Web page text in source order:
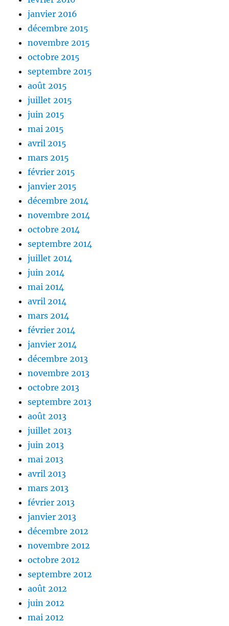
janvier 2016
décembre 2015
novembre 2015
octobre 2015
septembre 2015
août 2015
juillet 2015
juin 2015
mai 2015
avril 2015
mars 2015
février 2015
janvier 2015
décembre 2014
novembre 2014
octobre 2014
septembre 2014
juillet 2014
juin 2014
mai 2014
avril 2014
mars 2014
février 2014
janvier 2014
décembre 2013
novembre 2013
octobre 2013
septembre 2013
août 2013
juillet 2013
juin 2013
mai 2013
avril 2013
mars 2013
février 2013
janvier 2013
décembre 2012
novembre 2012
octobre 2012
septembre 2012
août 2012
juin 2012
mai 2012